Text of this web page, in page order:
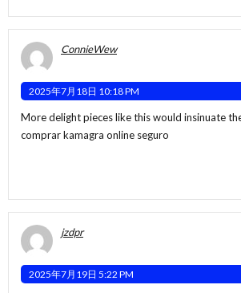
ConnieWew
2025年7月18日 10:18 PM
More delight pieces like this would insinuate
comprar kamagra online seguro
jzdpr
2025年7月19日 5:22 PM